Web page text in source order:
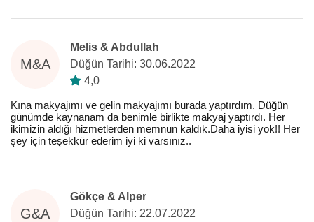
M&A
Melis & Abdullah
Düğün Tarihi: 30.06.2022
4,0
Kına makyajımı ve gelin makyajımı burada yaptırdım. Düğün
günümde kaynanam da benimle birlikte makyaj yaptırdı. Her
ikimizin aldığı hizmetlerden memnun kaldık.Daha iyisi yok!! Her
şey için teşekkür ederim iyi ki varsınız..
G&A
Gökçe & Alper
Düğün Tarihi: 22.07.2022